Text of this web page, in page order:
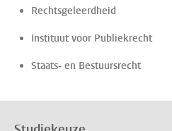
Rechtsgeleerdheid
Instituut voor Publiekrecht
Staats- en Bestuursrecht